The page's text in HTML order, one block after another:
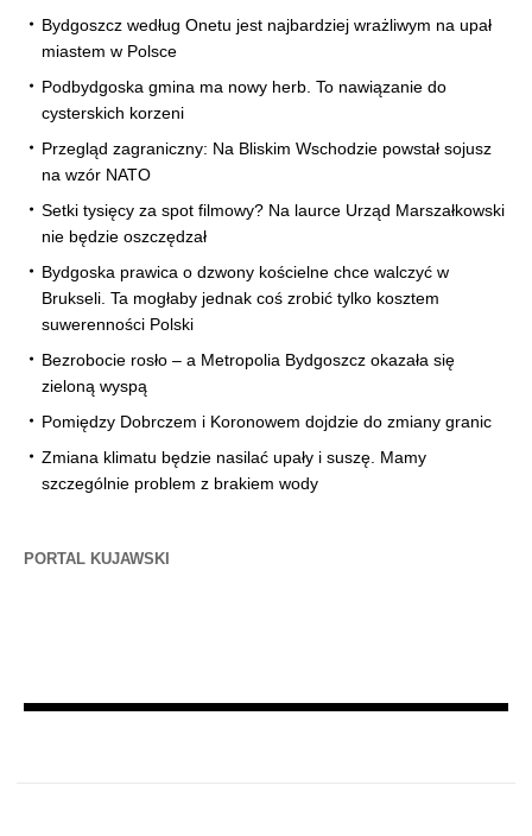
Bydgoszcz według Onetu jest najbardziej wrażliwym na upał
miastem w Polsce
Podbydgoska gmina ma nowy herb. To nawiązanie do
cysterskich korzeni
Przegląd zagraniczny: Na Bliskim Wschodzie powstał sojusz
na wzór NATO
Setki tysięcy za spot filmowy? Na laurce Urząd Marszałkowski
nie będzie oszczędzał
Bydgoska prawica o dzwony kościelne chce walczyć w
Brukseli. Ta mogłaby jednak coś zrobić tylko kosztem
suwerenności Polski
Bezrobocie rosło – a Metropolia Bydgoszcz okazała się
zieloną wyspą
Pomiędzy Dobrczem i Koronowem dojdzie do zmiany granic
Zmiana klimatu będzie nasilać upały i suszę. Mamy
szczególnie problem z brakiem wody
PORTAL KUJAWSKI